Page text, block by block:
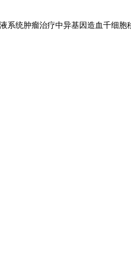
统肿瘤治疗中异基因造血千细胞